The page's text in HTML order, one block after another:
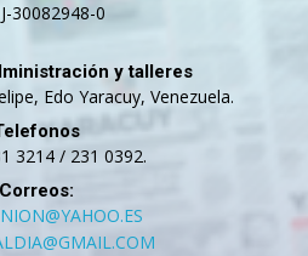
30082948-0
y talleres
Edo Yaracuy, Venezuela.
3214 / 231 0392.
Correos: